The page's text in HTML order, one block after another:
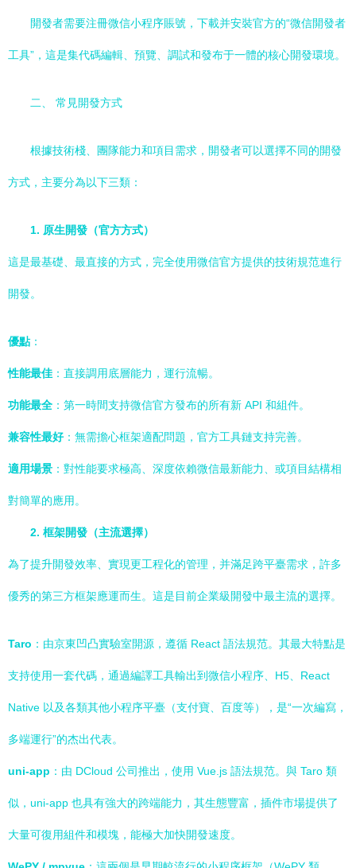
開發者需要注冊微信小程序賬號，下載并安裝官方的“微信開發者
工具”，這是集代碼編輯、預覽、調試和發布于一體的核心開發環境。
二、 常見開發方式
根據技術棧、團隊能力和項目需求，開發者可以選擇不同的開發
方式，主要分為以下三類：
1. 原生開發（官方方式）
這是最基礎、最直接的方式，完全使用微信官方提供的技術規范進行
開發。
優點：
性能最佳 ：直接調用底層能力，運行流暢。
功能最全 ：第一時間支持微信官方發布的所有新 API 和組件。
兼容性最好：無需擔心框架適配問題，官方工具鏈支持完善。
適用場景 ：對性能要求極高、深度依賴微信最新能力、或項目結構相
對簡單的應用。
2. 框架開發（主流選擇）
為了提升開發效率、實現更工程化的管理，并滿足跨平臺需求，許多
優秀的第三方框架應運而生。這是目前企業級開發中最主流的選擇。
Taro ：由京東凹凸實驗室開源，遵循 React 語法規范。其最大特點是
支持使用一套代碼，通過編譯工具輸出到微信小程序、H5、React
Native 以及各類其他小程序平臺（支付寶、百度等），是“一次編寫，
多端運行”的杰出代表。
uni-app ：由 DCloud 公司推出，使用 Vue.js 語法規范。與 Taro 類
似，uni-app 也具有強大的跨端能力，其生態豐富，插件市場提供了
大量可復用組件和模塊，能極大加快開發速度。